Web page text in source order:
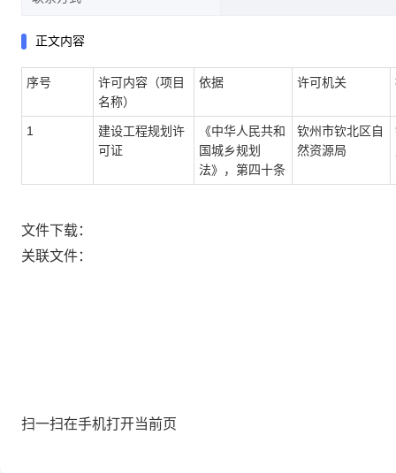
正文内容
序号
许可内容（项目
名称）
依据 许可机关
1
建设工程规划许
可证
《中华人民共和
国城乡规划
法》，第四十条
钦州市钦北区自
然资源局
文件下载：
关联文件：
扫一扫在手机打开当前页